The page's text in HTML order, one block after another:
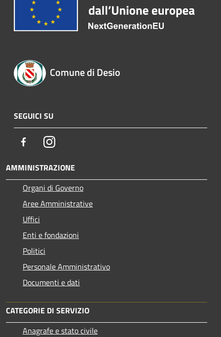
Comune di Desio
SEGUICI SU
FacebookInstagram
AMMINISTRAZIONE
Organi di Governo
Aree Amministrative
Uffici
Enti e fondazioni
Politici
Personale Amministrativo
Documenti e dati
CATEGORIE DI SERVIZIO
Anagrafe e stato civile